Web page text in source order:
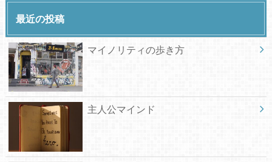
最近の投稿
マイノリティの歩き方
主人公マインド